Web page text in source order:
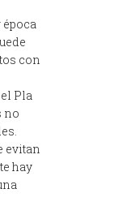
época
con
Pla
no
evitan
hay